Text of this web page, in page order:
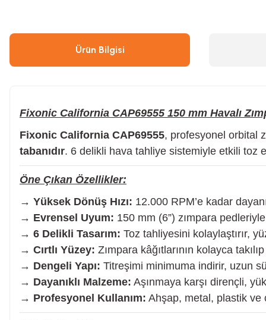
Hava Kompresörü
Endüstriyel Temizleme
Tilki Kuyruğu
Freze
Somun Sıkma Makinesi
Kapı Hidroliği
Oto, Motosiklet, Scooter ve Bisiklet
Şaloma & Pürmüzler
Ürün Bilgisi
Fixonic California CAP69555 150 mm Havalı
Fixonic California CAP69555, profesyonel orbital
tabanıdır. 6 delikli hava tahliye sistemiyle etkili toz
Öne Çıkan Özellikler:
→ Yüksek Dönüş Hızı: 12.000 RPM’e kadar
→ Evrensel Uyum: 150 mm (6”) zımpara
→ 6 Delikli Tasarım: Toz tahliyesini kolaylaştırır,
→ Cırtlı Yüzey: Zımpara kâğıtlarının kolayca
→ Dengeli Yapı: Titreşimi minimuma indirir, uzun
→ Dayanıklı Malzeme: Aşınmaya karşı dirençli,
→ Profesyonel Kullanım: Ahşap, metal, plastik ve